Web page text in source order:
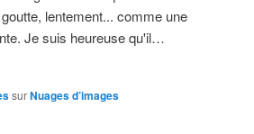
lentement... comme une
Je suis heureuse qu'il…
surNuages d’images